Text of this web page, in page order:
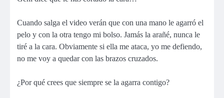
Cuando salga el video verán que con una mano le agarró el
pelo y con la otra tengo mi bolso. Jamás la arañé, nunca le
tiré a la cara. Obviamente si ella me ataca, yo me defiendo,
no me voy a quedar con las brazos cruzados.
¿Por qué crees que siempre se la agarra contigo?